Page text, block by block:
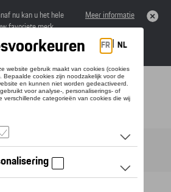
nu kan u het hele
favoriete merk
Deze kunnen
dealer.
Meer informatie
Toggle navigation